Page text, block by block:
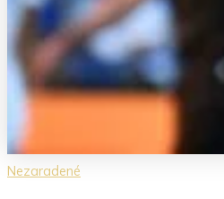
Nezaradené